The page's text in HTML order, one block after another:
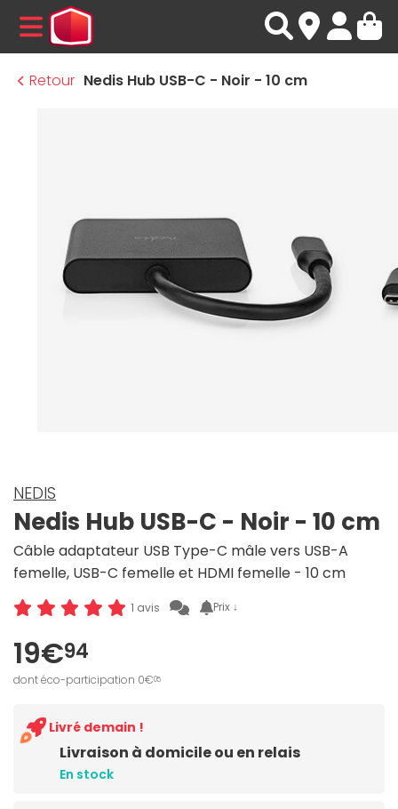
MENU
Retour Nedis Hub USB-C - Noir - 10 cm
NEDIS
Nedis Hub USB-C - Noir - 10 cm
Câble adaptateur USB Type-C mâle vers USB-A
femelle, USB-C femelle et HDMI femelle - 10 cm
1 avis Prix ↓
19€94
dont éco-participation 0€05
Livraison à domicile ou en relais
En stock
Livré demain !